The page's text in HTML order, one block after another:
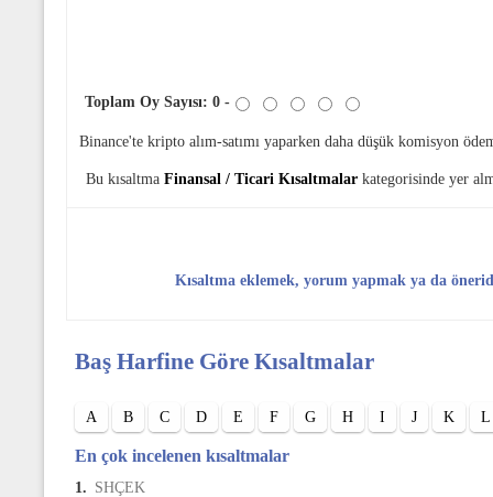
Toplam Oy Sayısı: 0 -
Binance'te kripto alım-satımı yaparken daha düşük komisyon
Bu kısaltma Finansal / Ticari Kısaltmalar kategorisinde yer
Kısaltma eklemek, yorum yapmak ya da
Baş Harfine Göre Kısaltmalar
A B C D E F G H I J K L
En çok incelenen kısaltmalar
1. SHÇEK